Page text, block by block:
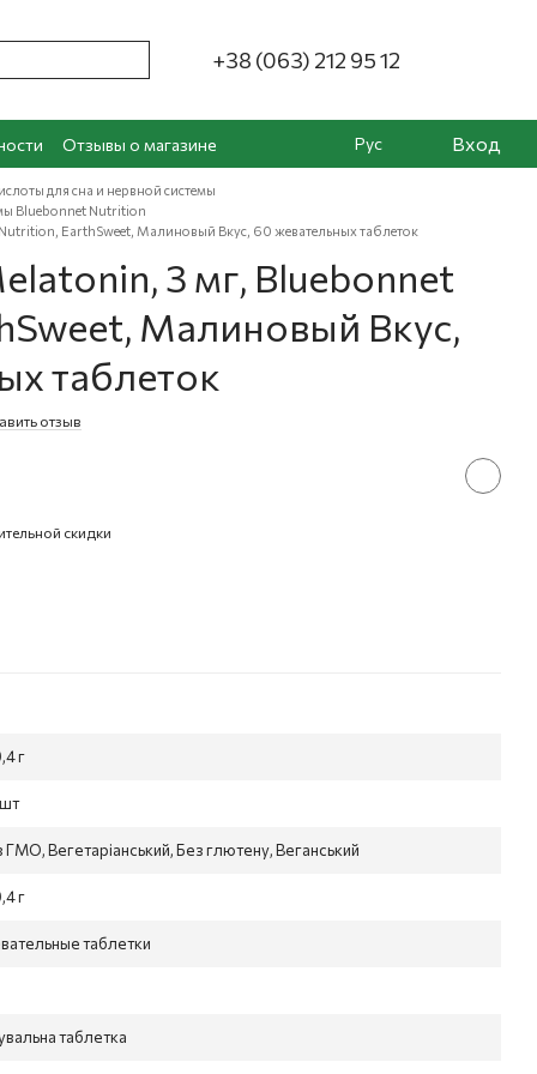
+38 (063) 212 95 12
Отзывы о магазине
Рус Вход
для сна и нервной системы
Bluebonnet Nutrition
EarthSweet, Малиновый Вкус, 60 жевательных таблеток
3 мг, Bluebonnet
Малиновый Вкус,
таблеток
отзыв
скидки
г
ГМО, Вегетаріанський, Без глютену, Веганський
г
таблетки
таблетка